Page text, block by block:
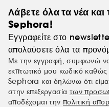
Λάβετε όλα τα νέα
Sephora!
Εγγραφείτε στο
απολαύσετε όλα τα
Με την εγγραφή, συμφωνώ
εκπτωτικό μου κωδικό
Sephora και δηλώνω ότι
στην επεξεργασία των
αποδέχομαι την πολιτική